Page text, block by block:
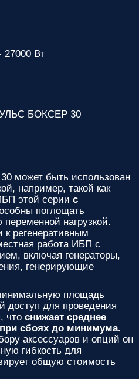
27000 Вт
БОКСЕР 30
может быть использован
например, такой как
этой серии с
поглощать
нагрузкой.
к регенеративным
работа ИБП с
включая генераторы,
генерирующие
площадь
доступ для проведения
что снижает среднее
сбоях до минимума.
аксессуаров и опций он
гибкость для
общую стоимость